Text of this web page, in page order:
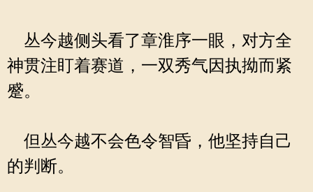
丛今越侧头看了章淮序一眼，对方全
神贯注盯着赛道，一双秀气因执拗而紧
蹙。
但丛今越不会色令智昏，他坚持自己
的判断。